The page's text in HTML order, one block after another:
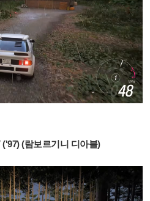
(람보르기니 디아블)